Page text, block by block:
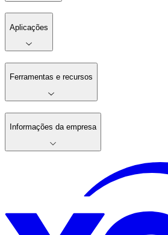
Aplicações
Ferramentas e recursos
Informações da empresa